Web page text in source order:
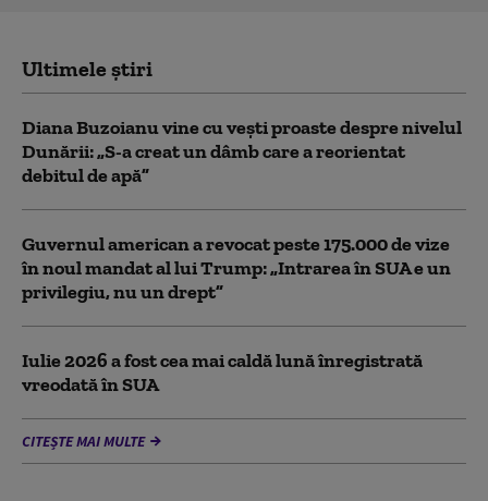
Ultimele știri
Diana Buzoianu vine cu vești proaste despre nivelul
Dunării: „S-a creat un dâmb care a reorientat
debitul de apă”
Guvernul american a revocat peste 175.000 de vize
în noul mandat al lui Trump: „Intrarea în SUA e un
privilegiu, nu un drept”
Iulie 2026 a fost cea mai caldă lună înregistrată
vreodată în SUA
CITEȘTE MAI MULTE